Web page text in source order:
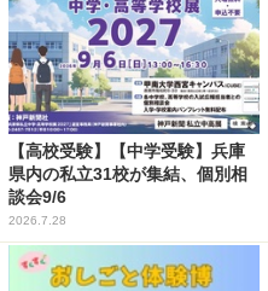
【高校受験】【中学受験】兵庫
県内の私立31校が集結、個別相
談会9/6
2026.7.28